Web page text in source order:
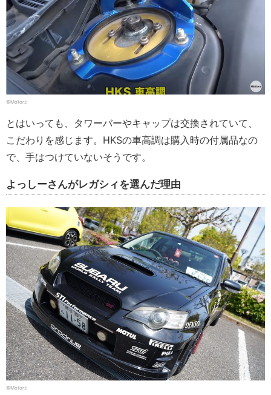
©Motorz
とはいっても、タワーバーやキャップは交換されていて、
こだわりを感じます。HKSの車高調は購入時の付属品なの
で、手はつけていないそうです。
よっしーさんがレガシィを選んだ理由
©Motorz